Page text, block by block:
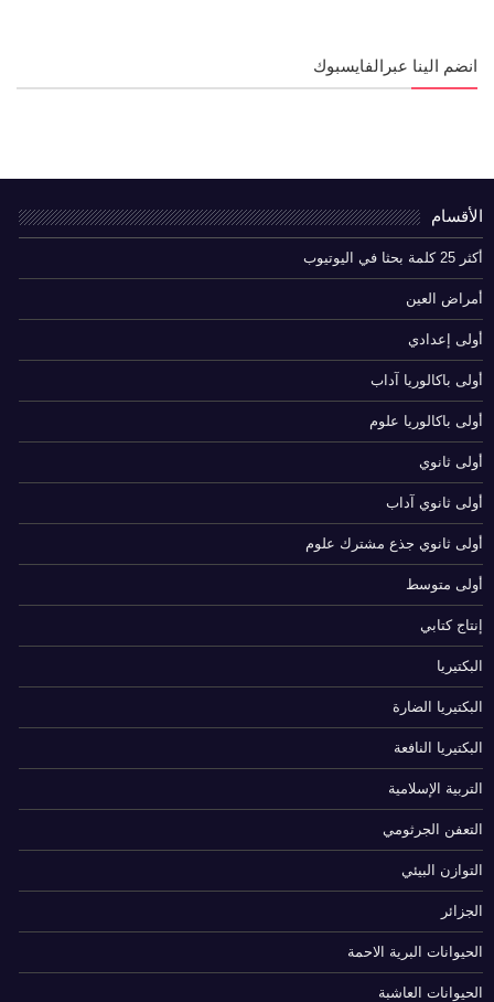
انضم الينا عبرالفايسبوك
الأقسام
أكثر 25 كلمة بحثا في اليوتيوب
أمراض العين
أولى إعدادي
أولى باكالوريا آداب
أولى باكالوريا علوم
أولى ثانوي
أولى ثانوي آداب
أولى ثانوي جذع مشترك علوم
أولى متوسط
إنتاج كتابي
البكتيريا
البكتيريا الضارة
البكتيريا النافعة
التربية الإسلامية
التعفن الجرثومي
التوازن البيئي
الجزائر
الحيوانات البرية الاحمة
الحيوانات العاشبة